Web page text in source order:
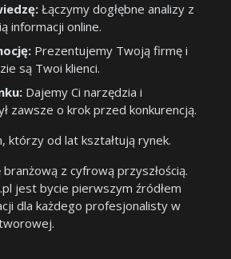
Łączymy dogłębne analizy z
informacji online.
Prezentujemy Twoją firmę i
są Twoi klienci.
Dajemy Ci narzędzia i
zawsze o krok przed konkurencją.
którzy od lat kształtują rynek.
z cyfrową przyszłością.
jest bycie pierwszym źródłem
dla każdego profesjonalisty w